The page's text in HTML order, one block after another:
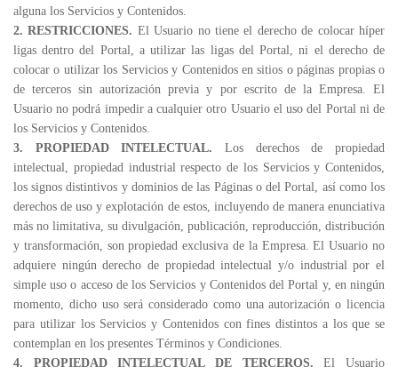
alguna los Servicios y Contenidos.
2. RESTRICCIONES. El Usuario no tiene el derecho de colocar híper
ligas dentro del Portal, a utilizar las ligas del Portal, ni el derecho de
colocar o utilizar los Servicios y Contenidos en sitios o páginas propias o
de terceros sin autorización previa y por escrito de la Empresa. El
Usuario no podrá impedir a cualquier otro Usuario el uso del Portal ni de
los Servicios y Contenidos.
3. PROPIEDAD INTELECTUAL. Los derechos de propiedad
intelectual, propiedad industrial respecto de los Servicios y Contenidos,
los signos distintivos y dominios de las Páginas o del Portal, así como los
derechos de uso y explotación de estos, incluyendo de manera enunciativa
más no limitativa, su divulgación, publicación, reproducción, distribución
y transformación, son propiedad exclusiva de la Empresa. El Usuario no
adquiere ningún derecho de propiedad intelectual y/o industrial por el
simple uso o acceso de los Servicios y Contenidos del Portal y, en ningún
momento, dicho uso será considerado como una autorización o licencia
para utilizar los Servicios y Contenidos con fines distintos a los que se
contemplan en los presentes Términos y Condiciones.
4. PROPIEDAD INTELECTUAL DE TERCEROS. El Usuario